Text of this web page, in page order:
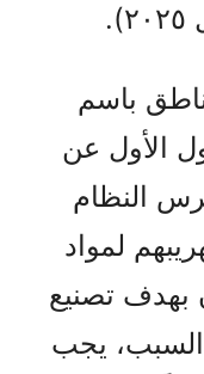
باسم
الأول عن
النظام
لمواد
بهدف تصنيع
السبب، يجب